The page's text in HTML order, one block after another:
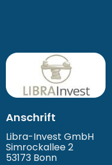
Anschrift
Libra-Invest GmbH
Simrockallee 2
53173 Bonn